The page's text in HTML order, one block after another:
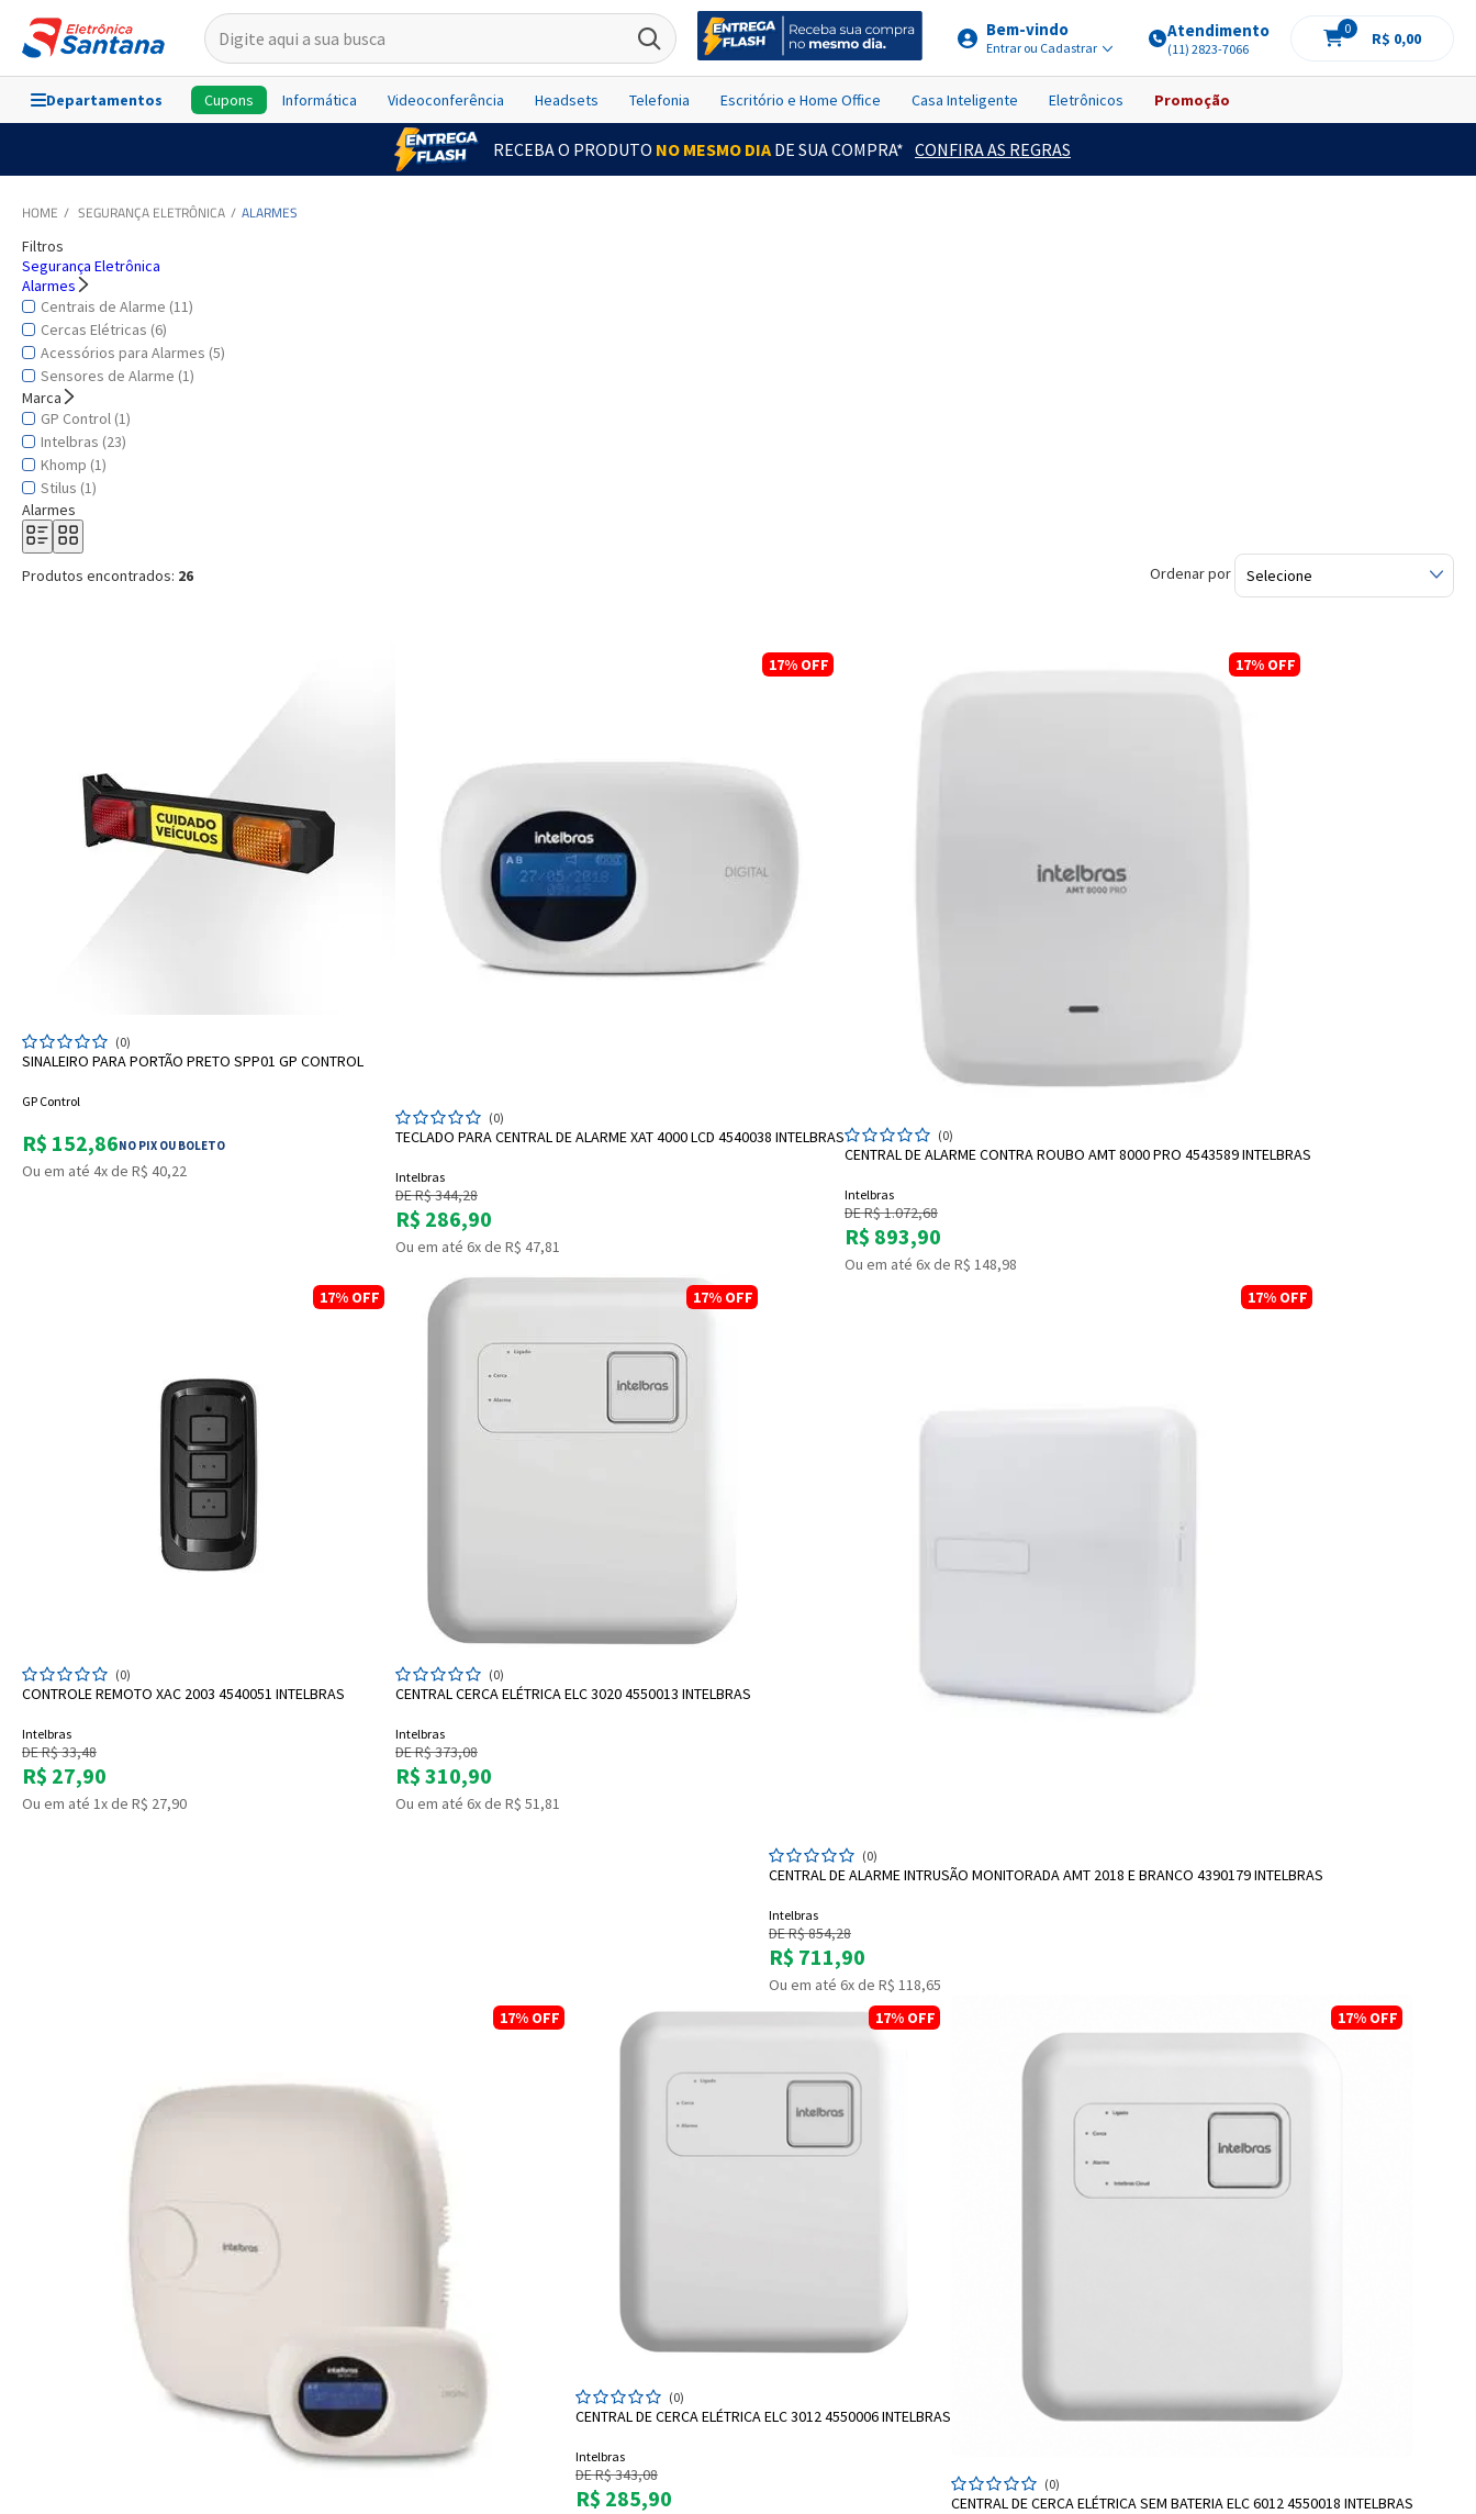
Bem-vindo
Entrar ou Cadastrar
Atendimento
(11) 2823-7066
0
R$ 0,00
Departamentos Cupons Informática Videoconferência Headsets Telefonia Escritório e Home Office Casa Inteligente Eletrônicos Promoção
RECEBA O PRODUTO NO MESMO DIADE SUA COMPRA* CONFIRA AS REGRAS
Cartão de crédito
SEGURANÇA ELETRÔNICA ALARMES
Filtros
Segurança Eletrônica
Alarmes
Centrais de Alarme (11)
Cercas Elétricas (6)
Acessórios para Alarmes (5)
Sensores de Alarme (1)
Marca
GP Control (1)
Intelbras (23)
Khomp (1)
Stilus (1)
Alarmes
Produtos encontrados: 26 Ordenar por
(0)
SINALEIRO PARA PORTÃO PRETO SPP01 GP CONTROL
GP Control
R$ 152,86NO PIX OU BOLETO
Ou em até 4x de R$ 40,22
17% OFF
(0)
TECLADO PARA CENTRAL DE ALARME XAT 4000 LCD 4540038 INTELBRAS
Intelbras
DE R$ 344,28
R$ 286,90
Ou em até 6x de R$ 47,81
17% OFF
(0)
CENTRAL DE ALARME CONTRA ROUBO AMT 8000 PRO 4543589 INTELBRAS
Intelbras
DE R$ 1.072,68
R$ 893,90
Ou em até 6x de R$ 148,98
17% OFF
(0)
CONTROLE REMOTO XAC 2003 4540051 INTELBRAS
Intelbras
DE R$ 33,48
R$ 27,90
Ou em até 1x de R$ 27,90
17% OFF
(0)
CENTRAL CERCA ELÉTRICA ELC 3020 4550013 INTELBRAS
Intelbras
DE R$ 373,08
R$ 310,90
Ou em até 6x de R$ 51,81
17% OFF
(0)
CENTRAL DE ALARME INTRUSÃO MONITORADA AMT 2018 E BRANCO 4390179 INTELBRAS
Intelbras
DE R$ 854,28
R$ 711,90
Ou em até 6x de R$ 118,65
17% OFF 17% OFF
(0)
CENTRAL DE CERCA ELÉTRICA ELC 3012 4550006 INTELBRAS
Intelbras
DE R$ 343,08
R$ 285,90
17% OFF
(0)
CENTRAL DE CERCA ELÉTRICA SEM BATERIA ELC 6012 4550018 INTELBRAS